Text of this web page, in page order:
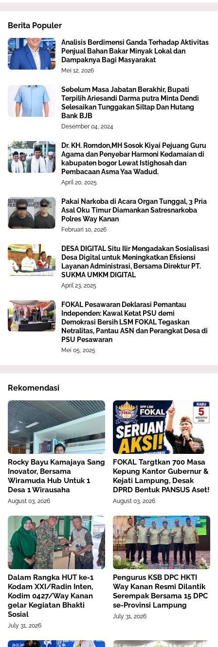
Berita Populer
Analisis Berdimensi Ganda Terhadap Aktivitas
Penjual Bahan Bakar Minyak Lokal dan
Dampaknya Bagi Masyarakat
Mei 12, 2026
Sebelum Masa Jabatan Berakhir, Bupati
Terpilih Ariesandi Darma putra Minta Dendi
Selesaikan Tunggakan Siltap Dan Hutang
Bank BJB
Desember 04, 2024
Dr. KH. Romdon,MH Sosok Kiyai Pejuang Guru
Agama dan Penyebar Harmoni Kedamaian di
kabupaten bogor Lewat Istighosah dan
Pembacaan Asma Yaa Wadud.
April 20, 2025
Pakai Narkoba di Acara Organ Tunggal, 3 Pria
Asal Oku Timur Diamankan Satresnarkoba
Polres Way Kanan
Februari 10, 2026
DESA DIGITAL Situ Ilir Mengadakan Sosialisasi
Desa Digital untuk Meningkatkan Efisiensi
Layanan Administrasi, Bersama Direktur PT.
SUKMA UMKM DIGITAL
April 23, 2025
FOKAL Pesawaran Deklarasi Pemantau
Independen: Kawal Ketat PSU demi
Demokrasi Bersih LSM FOKAL Tegaskan
Netralitas, Pantau ASN dan Perangkat Desa di
PSU Pesawaran
Mei 05, 2025
Rekomendasi
Rocky Bayu Kamajaya Sang
Inovator, Bersama
Wiramuda Hub Untuk 1
Desa 1 Wirausaha
August 03, 2026
FOKAL Targtkan 700 Masa
Kepung Kantor Gubernur &
Kejati Lampung, Desak
DPRD Bentuk PANSUS Aset!
August 03, 2026
Dalam Rangka HUT ke-1
Kodam XXI/Radin Inten,
Kodim 0427/Way Kanan
gelar Kegiatan Bhakti
Sosial
July 31, 2026
Pengurus KSB DPC HKTI
Way Kanan Resmi Dilantik
Serempak Bersama 15 DPC
se-Provinsi Lampung
July 31, 2026